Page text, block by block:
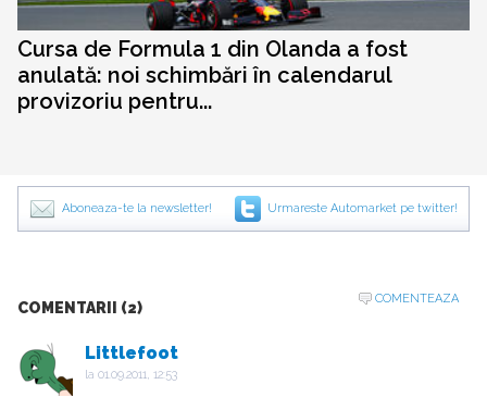
Cursa de Formula 1 din Olanda a fost
anulată: noi schimbări în calendarul
provizoriu pentru...
Aboneaza-te la newsletter! Urmareste Automarket pe twitter!
COMENTARII (2)
COMENTEAZA
Littlefoot
la 01.09.2011, 12:53